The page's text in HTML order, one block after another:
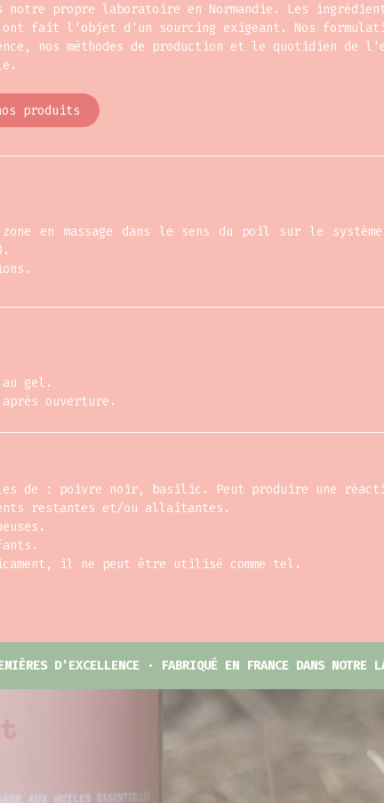
propre laboratoire en Normandie. Les
fait l'objet d'un sourcing exigeant. Nos
nos méthodes de production et le quotidien de
produits
en massage dans le sens du poil sur le
gel.
ouverture.
de : poivre noir, basilic. Peut produire une
restantes et/ou allaitantes.
il ne peut être utilisé comme tel.
D'EXCELLENCE · FABRIQUÉ EN FRANCE DANS NOTRE